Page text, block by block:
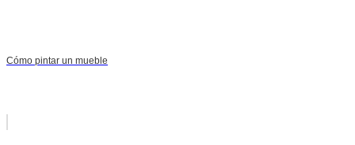
Cómo pintar un mueble